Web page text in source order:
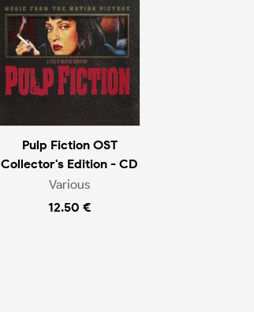
Pulp Fiction OST
Collector's Edition - CD
Various
12.50 €